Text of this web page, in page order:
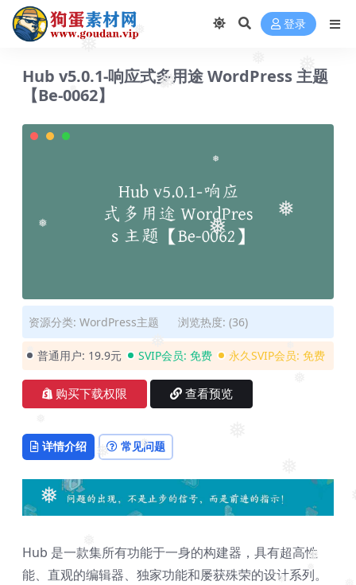
❅
❅
❅
❅
❅
❅
❅
❅
❅
❅
❅
❅
❅
❅
❅
登录
Hub v5.0.1-响应式多用途 WordPress 主题
【Be-0062】
资源分类: WordPress主题 浏览热度: (36)
普通用户: 19.9元 SVIP会员: 免费 永久SVIP会员: 免费
购买下载权限 查看预览
详情介绍 常见问题
Hub 是一款集所有功能于一身的构建器，具有超高性
能、直观的编辑器、独家功能和屡获殊荣的设计系列。